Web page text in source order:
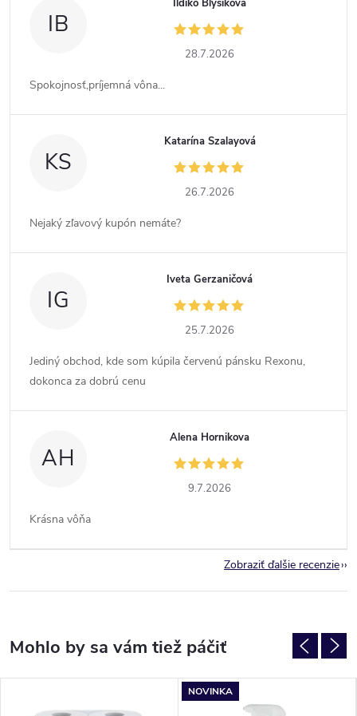
NOVINKA
IB
Ildiko Blyšíková
28.7.2026
Spokojnosť,príjemná vôna...
KS
Katarína Szalayová
26.7.2026
Nejaký zľavový kupón nemáte?
IG
Iveta Gerzaničová
25.7.2026
Jediný obchod, kde som kúpila červenú pánsku Rexonu,
dokonca za dobrú cenu
AH
Alena Hornikova
9.7.2026
Krásna vôňa
Zobraziť ďalšie recenzie